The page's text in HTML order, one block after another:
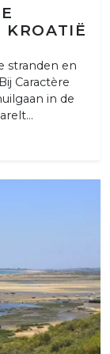
KROATIË
stranden en
Caractère
in de